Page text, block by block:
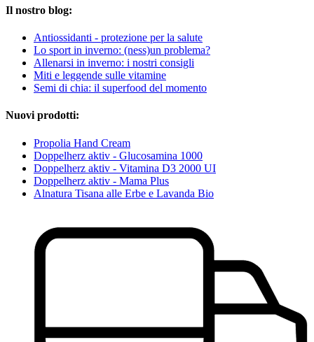
Il nostro blog:
Antiossidanti - protezione per la salute
Lo sport in inverno: (ness)un problema?
Allenarsi in inverno: i nostri consigli
Miti e leggende sulle vitamine
Semi di chia: il superfood del momento
Nuovi prodotti:
Propolia Hand Cream
Doppelherz aktiv - Glucosamina 1000
Doppelherz aktiv - Vitamina D3 2000 UI
Doppelherz aktiv - Mama Plus
Alnatura Tisana alle Erbe e Lavanda Bio